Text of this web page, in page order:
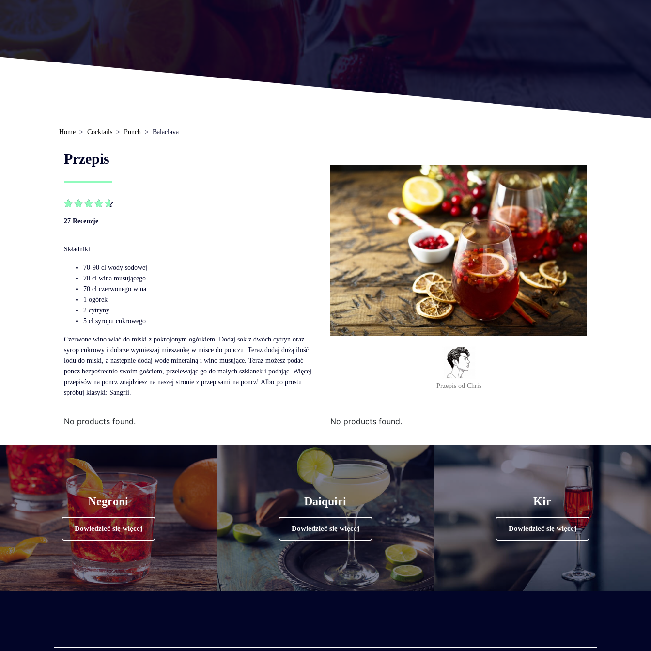
Home Cocktails Punch Balaclava
Przepis

27 Recenzje
Składniki:
70-90 cl wody sodowej
70 cl wina musującego
70 cl czerwonego wina
1 ogórek
2 cytryny
5 cl syropu cukrowego
Czerwone wino wlać do miski z pokrojonym ogórkiem. Dodaj sok z dwóch cytryn oraz
syrop cukrowy i dobrze wymieszaj mieszankę w misce do ponczu. Teraz dodaj dużą ilość
lodu do miski, a następnie dodaj wodę mineralną i wino musujące. Teraz możesz podać
poncz bezpośrednio swoim gościom, przelewając go do małych szklanek i podając. Więcej
przepisów na poncz znajdziesz na naszej stronie z przepisami na poncz! Albo po prostu
spróbuj klasyki: Sangrii.
Przepis od Chris
No products found. No products found.
Negroni
Dowiedzieć się więcej
Daiquiri
Dowiedzieć się więcej
Kir
Dowiedzieć się więcej